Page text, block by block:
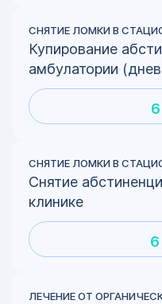
СНЯТИЕ ЛОМКИ В
Купирование
амбулатории
СНЯТИЕ ЛОМКИ В
Снятие
клинике
6
ЛЕЧЕНИЕ ОТ